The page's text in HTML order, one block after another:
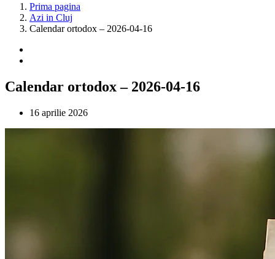
Prima pagina
Azi in Cluj
Calendar ortodox – 2026-04-16
Calendar ortodox – 2026-04-16
16 aprilie 2026